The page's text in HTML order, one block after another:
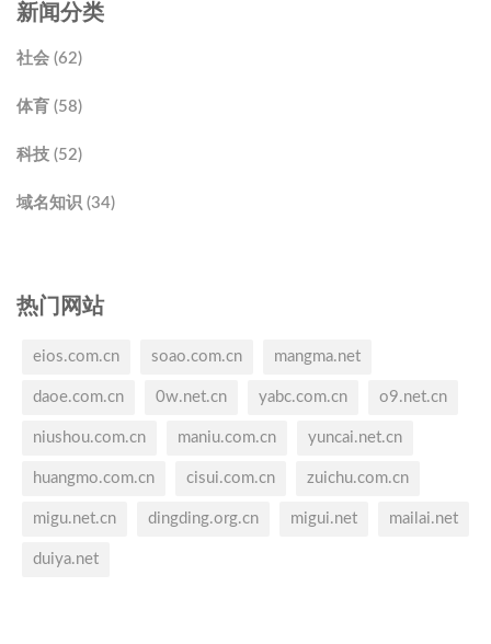
新闻分类
社会 (62)
体育 (58)
科技 (52)
域名知识 (34)
热门网站
eios.com.cn soao.com.cn mangma.net
daoe.com.cn 0w.net.cn yabc.com.cn o9.net.cn
niushou.com.cn maniu.com.cn yuncai.net.cn
huangmo.com.cn cisui.com.cn zuichu.com.cn
migu.net.cn dingding.org.cn migui.net mailai.net
duiya.net